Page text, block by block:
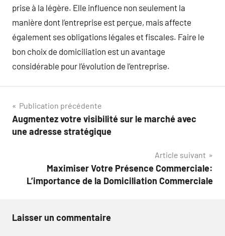
prise à la légère. Elle influence non seulement la
manière dont l’entreprise est perçue, mais affecte
également ses obligations légales et fiscales. Faire le
bon choix de domiciliation est un avantage
considérable pour l’évolution de l’entreprise.
Navigation
de
Publication précédente
Augmentez votre visibilité sur le marché avec
une adresse stratégique
Article suivant
Maximiser Votre Présence Commerciale:
L’importance de la Domiciliation Commerciale
Laisser un commentaire